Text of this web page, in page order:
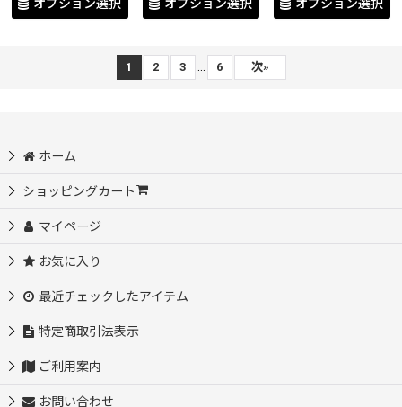
オプション選択 オプション選択 オプション選択
1 2 3 6 次»
ホーム
ショッピングカート
マイページ
お気に入り
最近チェックしたアイテム
特定商取引法表示
ご利用案内
お問い合わせ